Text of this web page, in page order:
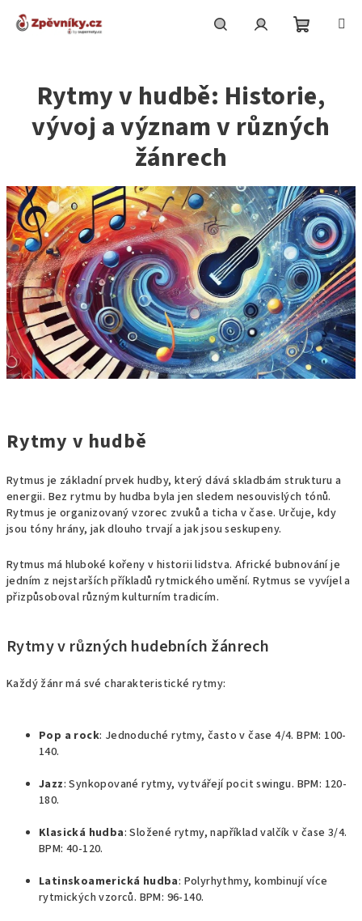
košík
Rytmy v hudbě: Historie,
vývoj a význam v různých
žánrech
Rytmy v hudbě
Rytmus je základní prvek hudby, který dává skladbám strukturu a
energii. Bez rytmu by hudba byla jen sledem nesouvislých tónů.
Rytmus je organizovaný vzorec zvuků a ticha v čase. Určuje, kdy
jsou tóny hrány, jak dlouho trvají a jak jsou seskupeny.
Rytmus má hluboké kořeny v historii lidstva. Africké bubnování je
jedním z nejstarších příkladů rytmického umění. Rytmus se vyvíjel a
přizpůsoboval různým kulturním tradicím.
Rytmy v různých hudebních žánrech
Každý žánr má své charakteristické rytmy:
Pop a rock: Jednoduché rytmy, často v čase 4/4. BPM: 100-
140.
Jazz: Synkopované rytmy, vytvářejí pocit swingu. BPM: 120-
180.
Klasická hudba: Složené rytmy, například valčík v čase 3/4.
BPM: 40-120.
Latinskoamerická hudba: Polyrhythmy, kombinují více
rytmických vzorců. BPM: 96-140.